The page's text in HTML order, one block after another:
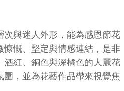
次與迷人外形，能為感恩節花
慷慨、堅定與情感連結，是非
酒紅、銅色與深橘色的大麗花
圍，並為花藝作品帶來視覺焦